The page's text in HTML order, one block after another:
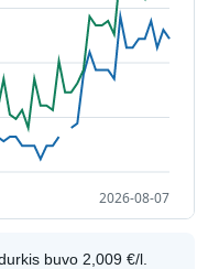
buvo 2,009 €/l.